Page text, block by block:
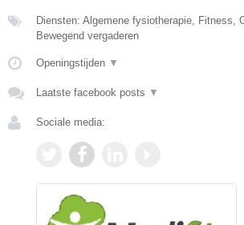
Diensten: Algemene fysiotherapie, Fitness,
Bewegend vergaderen
Openingstijden ▼
Laatste facebook posts ▼
Sociale media: